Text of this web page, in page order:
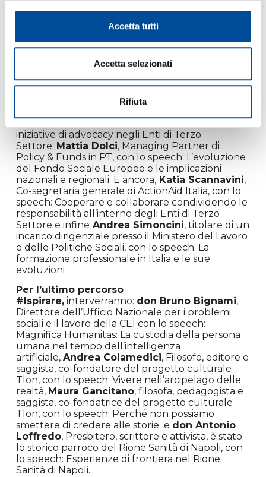
Accetta tutti
Accetta selezionati
Rifiuta
speech: L’impatto dell’AI sulle nuove generazioni
e nella formazione eFrancesco Profumo
Ricerca con lo speech: La trasformazione
tecnologica e le prospettive per il lavoro e per la
Per il percorso #Organizzare,saranno
Giorgia D’Errico, Direttrice delle
iniziative di advocacy negli Enti di Terzo
Settore; Mattia Dolci, Managing Partner di
Policy & Funds in PT, con lo speech: L’evoluzione
del Fondo Sociale Europeo e le implicazioni
nazionali e regionali. E ancora, Katia Scannavini,
Co-segretaria generale di ActionAid Italia, con lo
speech: Cooperare e collaborare condividendo le
responsabilità all’interno degli Enti di Terzo
Settore e infine Andrea Simoncini, titolare di un
incarico dirigenziale presso il Ministero del Lavoro
e delle Politiche Sociali, con lo speech: La
formazione professionale in Italia e le sue
evoluzioni
Per l’ultimo percorso
#Ispirare, interverranno: don Bruno Bignami,
Direttore dell’Ufficio Nazionale per i problemi
sociali e il lavoro della CEI con lo speech:
Magnifica Humanitas: La custodia della persona
umana nel tempo dell’intelligenza
artificiale,Andrea Colamedici, Filosofo, editore e
saggista, co-fondatore del progetto culturale
Tlon, con lo speech: Vivere nell’arcipelago delle
realtà, Maura Gancitano, filosofa, pedagogista e
saggista, co-fondatrice del progetto culturale
Tlon, con lo speech: Perché non possiamo
smettere di credere alle storie e don Antonio
Loffredo, Presbitero, scrittore e attivista, è stato
lo storico parroco del Rione Sanità di Napoli, con
lo speech: Esperienze di frontiera nel Rione
Sanità di Napoli.